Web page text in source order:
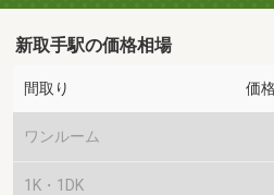
新取手駅の価格相場
間取り 価
ワンルーム
1K・1DK